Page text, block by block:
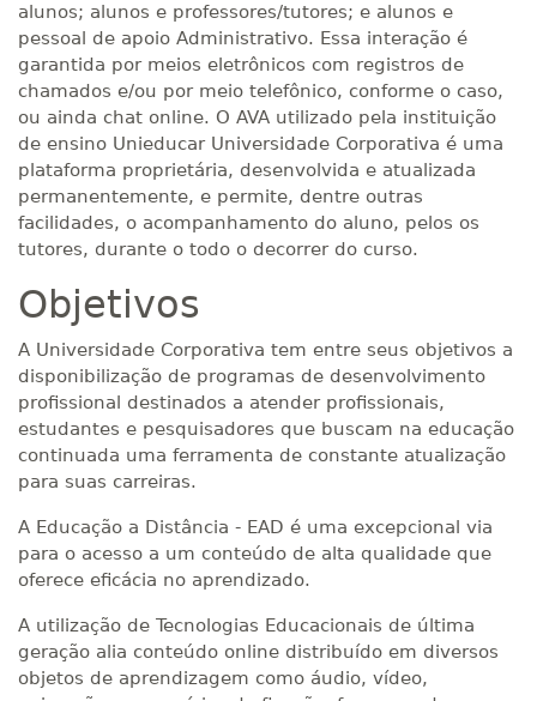
alunos; alunos e professores/tutores; e alunos e
pessoal de apoio Administrativo. Essa interação é
garantida por meios eletrônicos com registros de
chamados e/ou por meio telefônico, conforme o caso,
ou ainda chat online. O AVA utilizado pela instituição
de ensino Unieducar Universidade Corporativa é uma
plataforma proprietária, desenvolvida e atualizada
permanentemente, e permite, dentre outras
facilidades, o acompanhamento do aluno, pelos os
tutores, durante o todo o decorrer do curso.
Objetivos
A Universidade Corporativa tem entre seus objetivos a
disponibilização de programas de desenvolvimento
profissional destinados a atender profissionais,
estudantes e pesquisadores que buscam na educação
continuada uma ferramenta de constante atualização
para suas carreiras.
A Educação a Distância - EAD é uma excepcional via
para o acesso a um conteúdo de alta qualidade que
oferece eficácia no aprendizado.
A utilização de Tecnologias Educacionais de última
geração alia conteúdo online distribuído em diversos
objetos de aprendizagem como áudio, vídeo,